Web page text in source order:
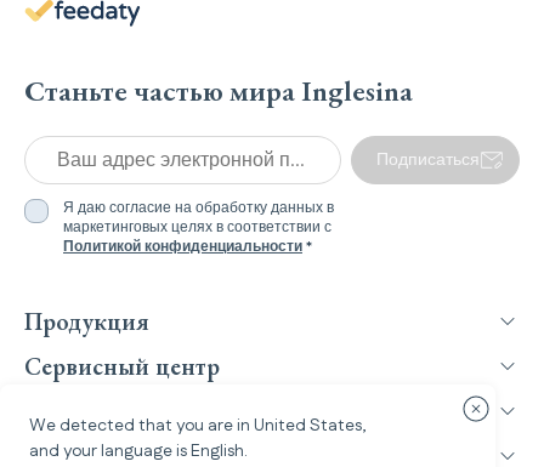
Станьте частью мира Inglesina
Ваш адрес электронной почты *
Я даю согласие на обработку данных в
маркетинговых целях в соответствии с
Политикой конфиденциальности*
Подписаться
Продукция
Сервисный центр
Inglesina World
Юридическая информация
We detected that you are in United States,
and your language is English.
Закрыть